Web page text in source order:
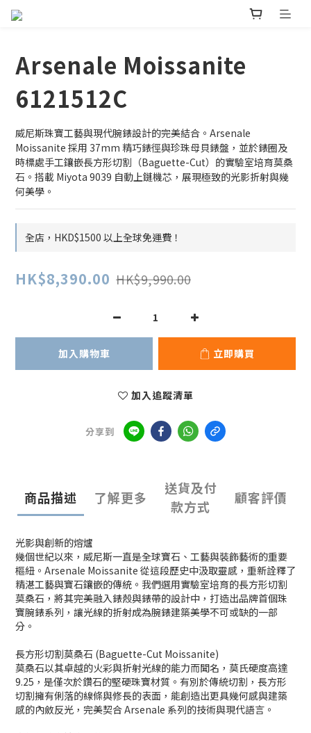
Arsenale Moissanite
6121512C
威尼斯珠寶工藝與現代腕錶設計的完美結合。Arsenale
Moissanite 採用 37mm 精巧錶徑與珍珠母貝錶盤，並於錶圈及
時標處手工鑲嵌長方形切割（Baguette-Cut）的實驗室培育莫桑
石。搭載 Miyota 9039 自動上鏈機芯，展現極致的光影折射與幾
何美學。
全店，HKD$1500 以上全球免運費！
HK$8,390.00 HK$9,990.00
加入購物車 立即購買
加入追蹤清單
分享到
商品描述 了解更多
送貨及付
款方式
顧客評價
光影與創新的熔爐
幾個世紀以來，威尼斯一直是全球寶石、工藝與裝飾藝術的重要
樞紐。Arsenale Moissanite 從這段歷史中汲取靈感，重新詮釋了
精湛工藝與寶石鑲嵌的傳統。我們選用實驗室培育的長方形切割
莫桑石，將其完美融入錶殼與錶帶的設計中，打造出品牌首個珠
寶腕錶系列，讓光線的折射成為腕錶建築美學不可或缺的一部
分。
長方形切割莫桑石 (Baguette-Cut Moissanite)
莫桑石以其卓越的火彩與折射光線的能力而聞名，莫氏硬度高達
9.25，是僅次於鑽石的堅硬珠寶材質。有別於傳統切割，長方形
切割擁有俐落的線條與修長的表面，能創造出更具幾何感與建築
感的內斂反光，完美契合 Arsenale 系列的技術與現代語言。